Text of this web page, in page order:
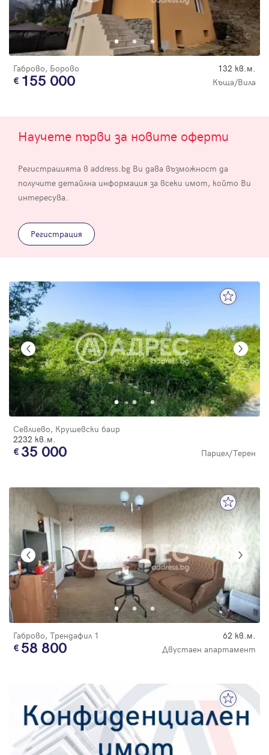
Габрово, Борово 132 кв.м.
155 000 Къща/Вила
Научете първи за новите оферти
Регистрацията в address.bg Ви дава възможност да
получите детайлна информация за всеки имот, който Ви
интересува.
Регистрация
Севлиево, Крушевски баир
2232 кв.м.
35 000 Парцел/Терен
Габрово, Трендафил 1 62 кв.м.
58 800 Двустаен апартамент